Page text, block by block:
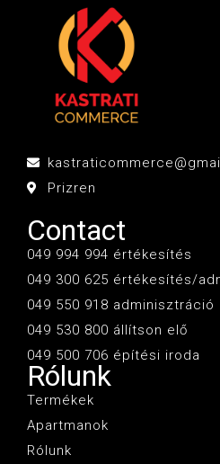
Prizren
Contact
049 994 994 értékesítés
049 300 625 értékesítés/
049 550 918 adminisztráció
049 530 800 állítson elő
049 500 706 építési iroda
Rólunk
Termékek
Apartmanok
Rólunk